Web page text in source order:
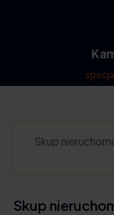
Skup
Skup